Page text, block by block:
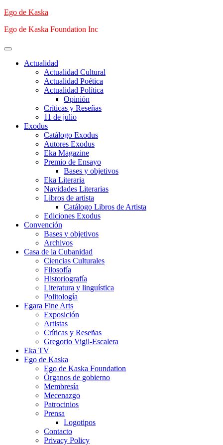
Saltar
contenido
Ego de Kaska
Ego de Kaska Foundation Inc
Menú
principalActualidad
Actualidad Cultural
Actualidad Poética
Actualidad Política
Opinión
Críticas y Reseñas
11 de julio
Exodus
Catálogo Exodus
Autores Exodus
Eka Magazine
Premio de Ensayo
Bases y objetivos
Eka Literaria
Navidades Literarias
Libros de artista
Catálogo Libros de Artista
Ediciones Exodus
Convención
Bases y objetivos
Archivos
Casa de la Cubanidad
Ciencias Culturales
Filosofía
Historiografía
Literatura y linguística
Politología
Egara Fine Arts
Exposición
Artistas
Críticas y Reseñas
Gregorio Vigil-Escalera
Eka TV
Ego de Kaska
Ego de Kaska Foundation
Órganos de gobierno
Membresía
Mecenazgo
Patrocinios
Prensa
Logotipos
Contacto
Privacy Policy